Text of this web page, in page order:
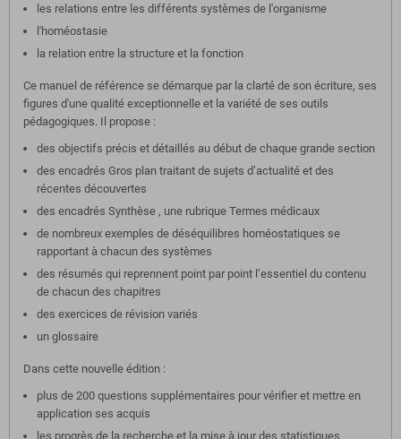
les relations entre les différents systèmes de l'organisme
l'homéostasie
la relation entre la structure et la fonction
Ce manuel de référence se démarque par la clarté de son écriture, ses
figures d'une qualité exceptionnelle et la variété de ses outils
pédagogiques. Il propose :
des objectifs précis et détaillés au début de chaque grande section
des encadrés Gros plan traitant de sujets d’actualité et des
récentes découvertes
des encadrés Synthèse , une rubrique Termes médicaux
de nombreux exemples de déséquilibres homéostatiques se
rapportant à chacun des systèmes
des résumés qui reprennent point par point l’essentiel du contenu
de chacun des chapitres
des exercices de révision variés
un glossaire
Dans cette nouvelle édition :
plus de 200 questions supplémentaires pour vérifier et mettre en
application ses acquis
les progrès de la recherche et la mise à jour des statistiques